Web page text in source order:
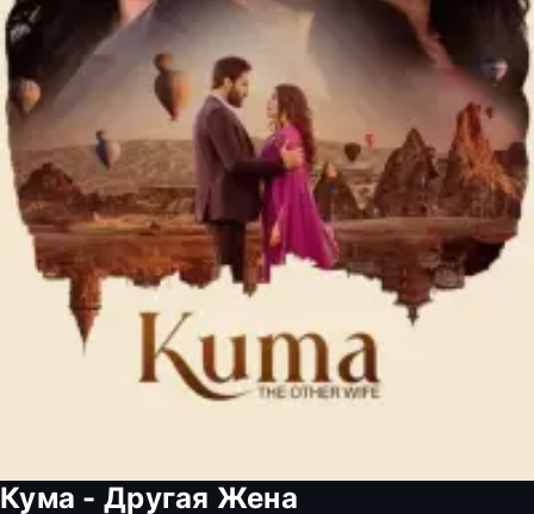
Кума - Другая Жена